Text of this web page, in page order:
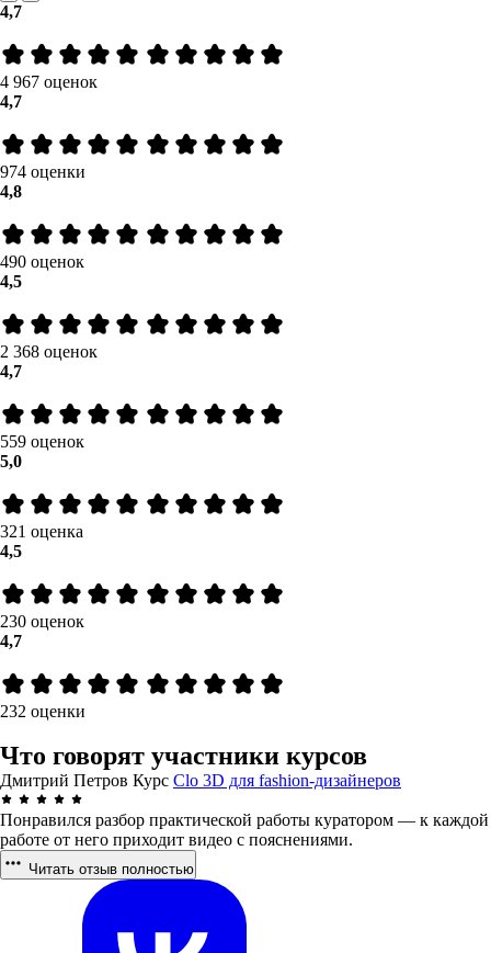
4,7
4 967 оценок
4,7
974 оценки
4,8
490 оценок
4,5
2 368 оценок
4,7
559 оценок
5,0
321 оценка
4,5
230 оценок
4,7
232 оценки
Что говорят участники курсов
Дмитрий Петров Курс Clo 3D для fashion-дизайнеров
Понравился разбор практической работы куратором — к каждой
работе от него приходит видео с пояснениями.
Читать отзыв полностью